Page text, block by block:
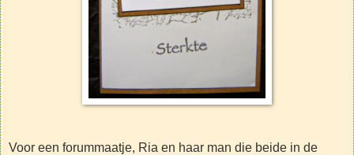
Voor een forummaatje, Ria en haar man die beide in de